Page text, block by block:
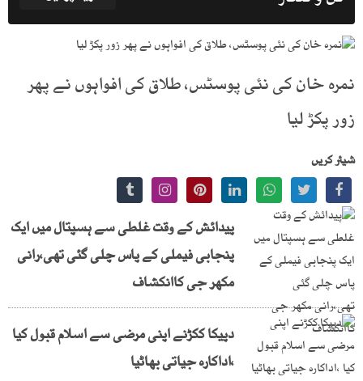
نمرہ خان کی نئی پوسٹس، طلاق کی افواہوں نے پھر
زور پکڑ لیا
شیئر کریں
پیدائش کے وقت غلطی سے ہسپتال میں ایک
پنجابی فیملی کے پاس چلی گئی تھی،رانی
مکھر جی کاانکشاف
دپیکا ککڑنے اپنی مرضی سے اسلام قبول کیا
،اداکارہ جیاتی بھاٹیا